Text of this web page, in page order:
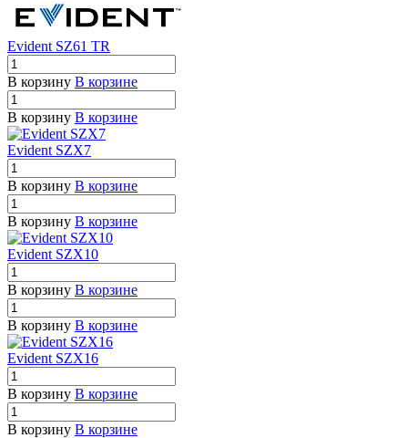
Evident SZ61 TR
В корзину В корзине
В корзину В корзине
Evident SZX7
В корзину В корзине
В корзину В корзине
Evident SZX10
В корзину В корзине
В корзину В корзине
Evident SZX16
В корзину В корзине
В корзину В корзине